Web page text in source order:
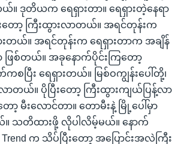
ဒုတိယက ရေရှားတာ။ ရေရှားတဲ့နေရာ
တော့ ကြီးထွားလာတယ်။ အရင်တုန်းက
ရှားတယ်။ အရင်တုန်းက ရေရှားတာက အချိန်
ဖြစ်တယ်။ အခုနောက်ပိုင်းကြတော့
စပြီး ရေရှားတယ်။ မြစ်ဝကျွန်းပေါ်တို့၊
ာတယ်။ ပိုပြီးတော့ ကြီးထွားကျယ်ပြန့်လာ
မီးလောင်တာ။ တောမီးနဲ့ မြို့ပေါ်မှာ
။ သတိထားဖို့ လိုပါလိမ့်မယ်။ နောက်
က သိပ်ပြီးတော့ အပြောင်းအလဲကြီး